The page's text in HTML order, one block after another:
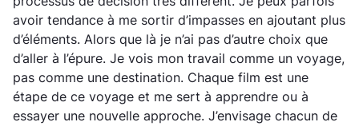
avoir tendance à me sortir d’impasses en ajoutant plus
d’éléments. Alors que là je n’ai pas d’autre choix que
d’aller à l’épure. Je vois mon travail comme un voyage,
pas comme une destination. Chaque film est une
étape de ce voyage et me sert à apprendre ou à
essayer une nouvelle approche. J’envisage chacun de